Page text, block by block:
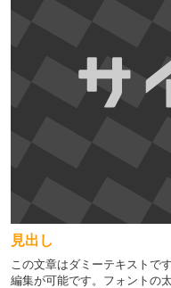
見出し
この文章はダミーテキストで
編集が可能です。フォントの